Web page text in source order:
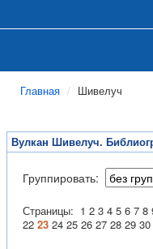
Главная Шивелуч
Вулкан Шивелуч.
Группировать:
Страницы: 1 2 3 4 5 6 7 8
22 23 24 25 26 27 28 29 30